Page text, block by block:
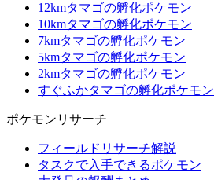
12kmタマゴの孵化ポケモン
10kmタマゴの孵化ポケモン
7kmタマゴの孵化ポケモン
5kmタマゴの孵化ポケモン
2kmタマゴの孵化ポケモン
すぐふかタマゴの孵化ポケモン
ポケモンリサーチ
フィールドリサーチ解説
タスクで入手できるポケモン